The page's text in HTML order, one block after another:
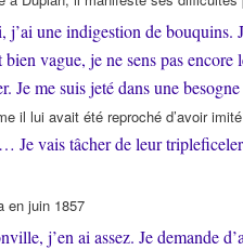
une indigestion de bouquins.
bien vague, je ne sens pas
Je me suis jeté dans une
il lui avait été reproché d’avoir
Je vais tâcher de leur
en juin 1857
j’en ai assez. Je demande